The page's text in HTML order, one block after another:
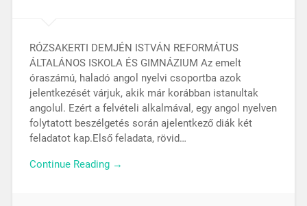
RÓZSAKERTI DEMJÉN ISTVÁN REFORMÁTUS
ÁLTALÁNOS ISKOLA ÉS GIMNÁZIUM Az emelt
óraszámú, haladó angol nyelvi csoportba azok
jelentkezését várjuk, akik már korábban istanultak
angolul. Ezért a felvételi alkalmával, egy angol nyelven
folytatott beszélgetés során ajelentkező diák két
feladatot kap.Első feladata, rövid…
Continue Reading →